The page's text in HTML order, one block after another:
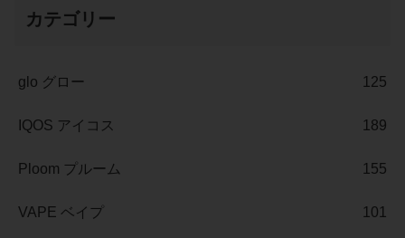
カテゴリー
glo グロー 125
IQOS アイコス 189
Ploom プルーム 155
VAPE ベイプ 101